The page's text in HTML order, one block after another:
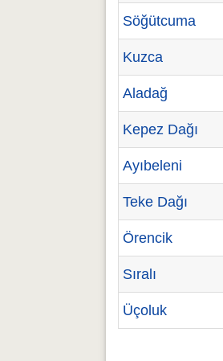
Söğütcuma
Kuzca
Aladağ
Kepez Dağı
Ayıbeleni
Teke Dağı
Örencik
Sıralı
Üçoluk